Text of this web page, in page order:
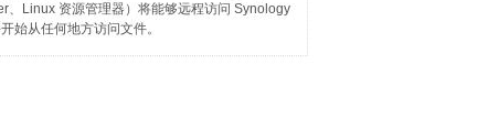
、Linux 资源管理器）将能够远程访问 Synology
始从任何地方访问文件。